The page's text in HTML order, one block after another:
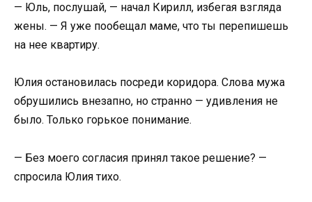
— Юль, послушай, — начал Кирилл, избегая взгляда
жены. — Я уже пообещал маме, что ты перепишешь
на нее квартиру.
Юлия остановилась посреди коридора. Слова мужа
обрушились внезапно, но странно — удивления не
было. Только горькое понимание.
— Без моего согласия принял такое решение? —
спросила Юлия тихо.